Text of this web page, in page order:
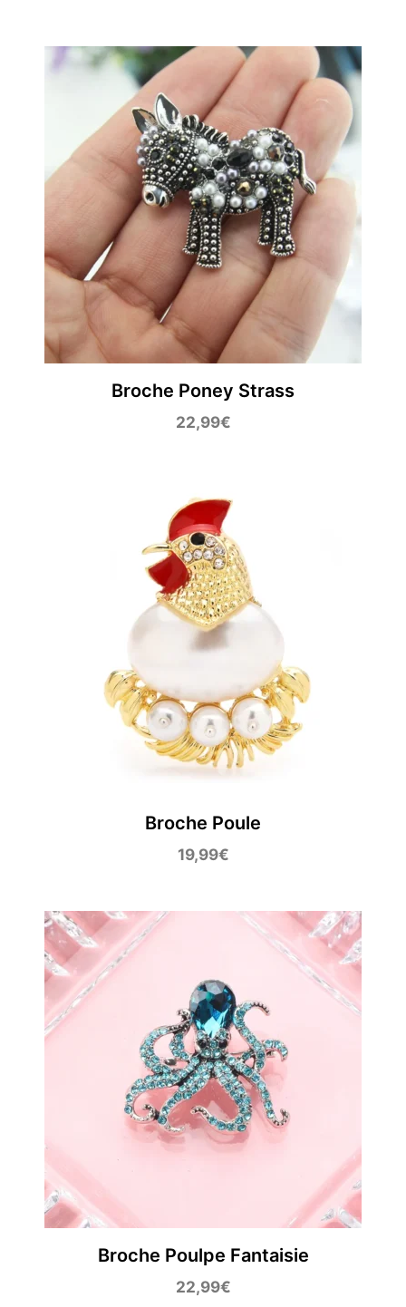
Broche Poney Strass
22,99€
Broche Poule
19,99€
Broche Poulpe Fantaisie
22,99€